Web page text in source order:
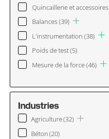
Quincaillerie et accessoires
Balances(39)
L'instrumentation (38)
Poids de test(5)
Mesure de la force(46)
Industries
Agriculture(32)
Béton(20)